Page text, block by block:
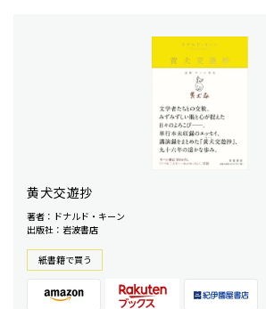
黄犬交遊抄
著者：ドナルド・キーン
出版社：岩波書店
紙書籍で買う